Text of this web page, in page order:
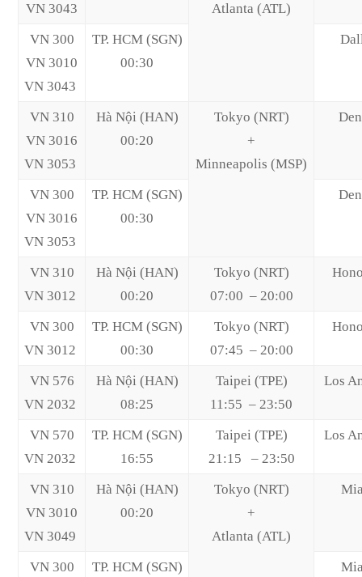
VN 3043
Atlanta (ATL)
VN 300
VN 3010
VN 3043
TP. HCM (SGN)
00:30
VN 310
VN 3016
VN 3053
Hà Nội (HAN)
00:20
Tokyo (NRT)
+
Minneapolis (MSP)
VN 300
VN 3016
VN 3053
TP. HCM (SGN)
00:30
VN 310
VN 3012
Hà Nội (HAN)
00:20
Tokyo (NRT)
07:00 – 20:00
VN 300
VN 3012
TP. HCM (SGN)
00:30
Tokyo (NRT)
07:45 – 20:00
VN 576
VN 2032
Hà Nội (HAN)
08:25
Taipei (TPE)
11:55 – 23:50
Los
VN 570
VN 2032
TP. HCM (SGN)
16:55
Taipei (TPE)
21:15 – 23:50
Los
VN 310
VN 3010
VN 3049
Hà Nội (HAN)
00:20
Tokyo (NRT)
+
Atlanta (ATL)
VN 300
TP. HCM (SGN)